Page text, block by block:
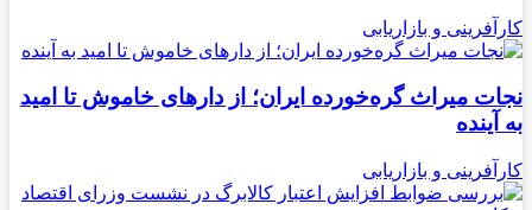
کارآفرینی و بازاریابی
نجات میراث گره‌خورده ایران؛ از دارهای خاموش تا امید
به آینده
کارآفرینی و بازاریابی